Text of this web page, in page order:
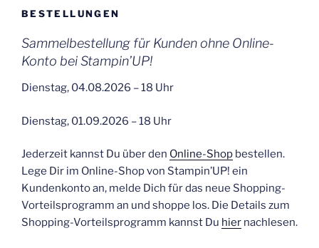
BESTELLUNGEN
Sammelbestellung für Kunden ohne Online-
Konto bei Stampin’UP!
Dienstag, 04.08.2026 – 18 Uhr
Dienstag, 01.09.2026 – 18 Uhr
Jederzeit kannst Du über den Online-Shop bestellen.
Lege Dir im Online-Shop von Stampin’UP! ein
Kundenkonto an, melde Dich für das neue Shopping-
Vorteilsprogramm an und shoppe los. Die Details zum
Shopping-Vorteilsprogramm kannst Du hier nachlesen.